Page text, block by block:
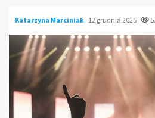
Katarzyna Marciniak 12 grudnia 2025